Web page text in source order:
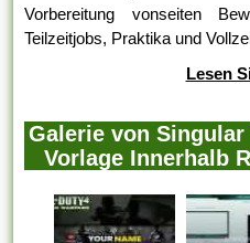
Vorbereitung vonseiten
Teilzeitjobs, Praktika und
Lesen
Galerie von
Vorlage Innerhalb